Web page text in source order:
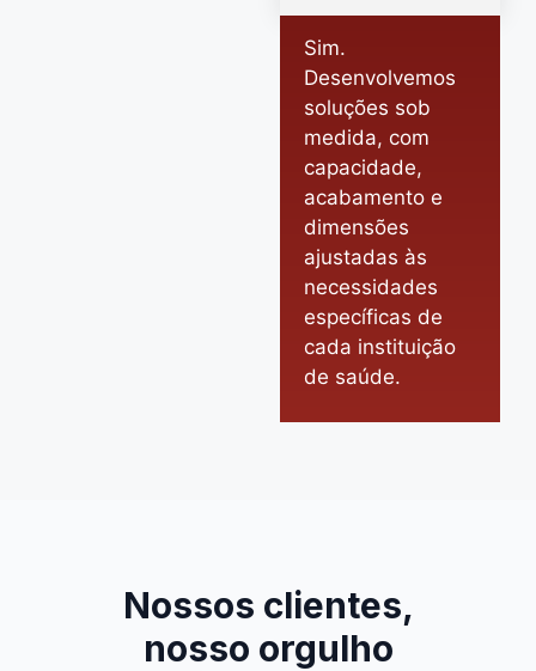
Sim.
Desenvolvemos
soluções sob
medida, com
capacidade,
acabamento e
dimensões
ajustadas às
necessidades
específicas de
cada instituição
de saúde.
Nossos clientes,
nosso orgulho